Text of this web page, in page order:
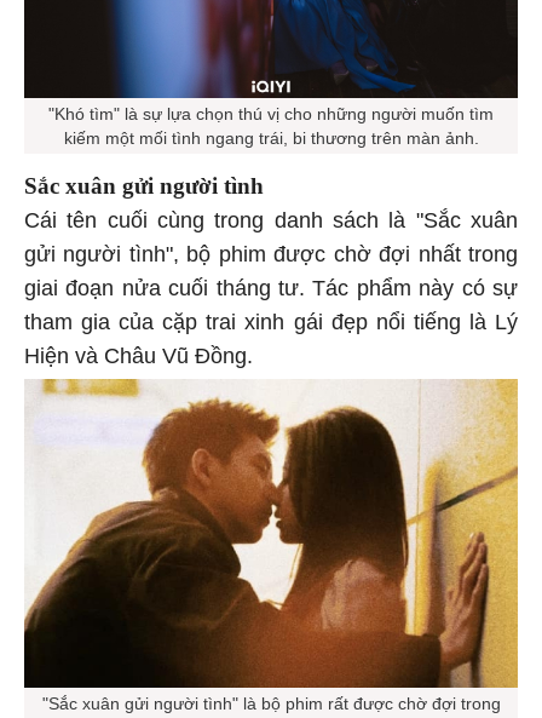
"Khó tìm" là sự lựa chọn thú vị cho những người muốn tìm
kiếm một mối tình ngang trái, bi thương trên màn ảnh.
Sắc xuân gửi người tình
Cái tên cuối cùng trong danh sách là "Sắc xuân
gửi người tình", bộ phim được chờ đợi nhất trong
giai đoạn nửa cuối tháng tư. Tác phẩm này có sự
tham gia của cặp trai xinh gái đẹp nổi tiếng là Lý
Hiện và Châu Vũ Đồng.
"Sắc xuân gửi người tình" là bộ phim rất được chờ đợi trong